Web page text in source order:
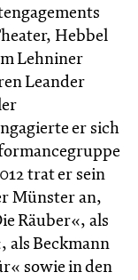
Hebbel
Lehniner
Leander
er sich
trat er sein
Münster an,
Räuber«, als
als Beckmann
sowie in den